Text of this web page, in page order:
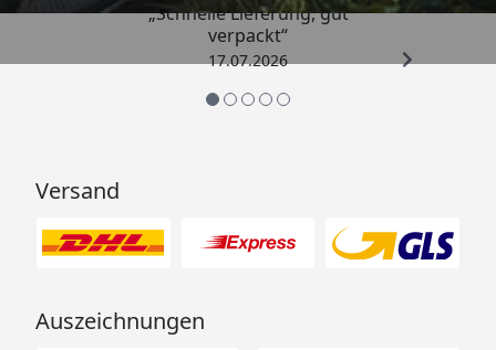
„Schnelle Lieferung, gut
verpackt“
17.07.2026
Versand
Auszeichnungen